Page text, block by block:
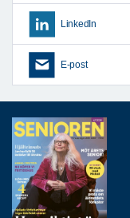
LinkedIn
E-post